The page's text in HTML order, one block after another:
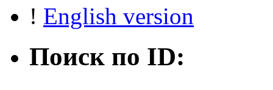
! English version
Поиск по ID: